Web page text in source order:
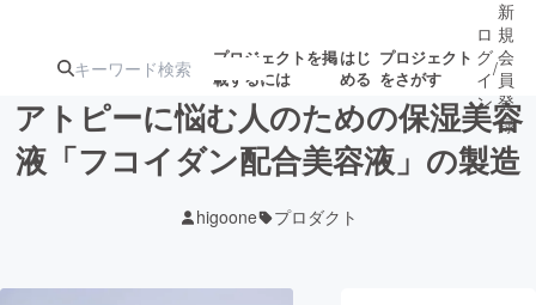
プロジェクトを掲
載するには
はじ
める
プロジェクト
をさがす
注目の新着プロ
ジェクト
募集終了が近いプ
ロジェクト
ロ
グ
イ
ン
/
新
規
会
員
登
録
アトピーに悩む人のための保湿美容
液「フコイダン配合美容液」の製造
higoone プロダクト